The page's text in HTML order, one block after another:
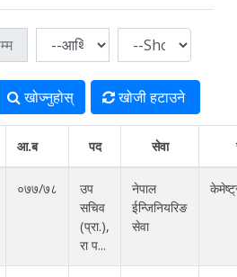
खोज्‍नुहोस् खोजी हटाउने
आ.ब पद सेवा
०७७/७८
उप
सचिव
(प्रा‍.),
रा प...
नेपाल
ईन्जिनियरिङ
सेवा